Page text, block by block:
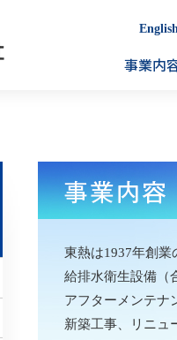
事業内
東熱は1937年創業
給排水衛生設備（
アフターメンテナ
新築工事、リニュ